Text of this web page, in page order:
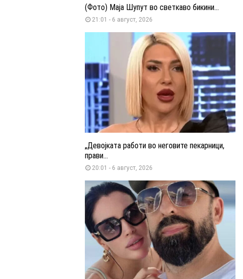
(Фото) Маја Шупут во светкаво бикини...
21:01 - 6 август, 2026
„Девојката работи во неговите пекарници,
прави...
20:01 - 6 август, 2026